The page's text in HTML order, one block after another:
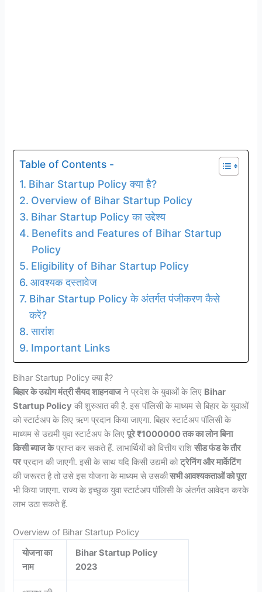
Table of Contents -
Bihar Startup Policy क्या है?
Overview of Bihar Startup Policy
Bihar Startup Policy का उद्देश्य
Benefits and Features of Bihar Startup
Policy
Eligibility of Bihar Startup Policy
आवश्यक दस्तावेज
Bihar Startup Policy के अंतर्गत पंजीकरण कैसे
करें?
सारांश
Important Links
Bihar Startup Policy क्या है?
बिहार के उद्योग मंत्री सैयद शाहनवाजने प्रदेश के युवाओं के लिए Bihar
Startup Policy की शुरुआत की है. इस पॉलिसी के माध्यम से बिहार के युवाओं
को स्टार्टअप के लिए ऋण प्रदान किया जाएगा. बिहार स्टार्टअप पॉलिसी के
माध्यम से उद्यमी युवा स्टार्टअप के लिएपूरे ₹1000000 तक का लोन बिना
किसी ब्याज केप्राप्त कर सकते हैं. लाभार्थियों को वित्तीय राशिसीड फंड के तौर
परप्रदान की जाएगी. इसी के साथ यदि किसी उद्यमी कोट्रेनिंग और मार्केटिंग
की जरूरत है तो उसे इस योजना के माध्यम से उसकीसभी आवश्यकताओं को पूरा
भी किया जाएगा. राज्य के इच्छुक युवा स्टार्टअप पॉलिसी के अंतर्गत आवेदन करके
लाभ उठा सकते हैं.
Overview of Bihar Startup Policy
योजना का
नाम
Bihar Startup Policy
2023